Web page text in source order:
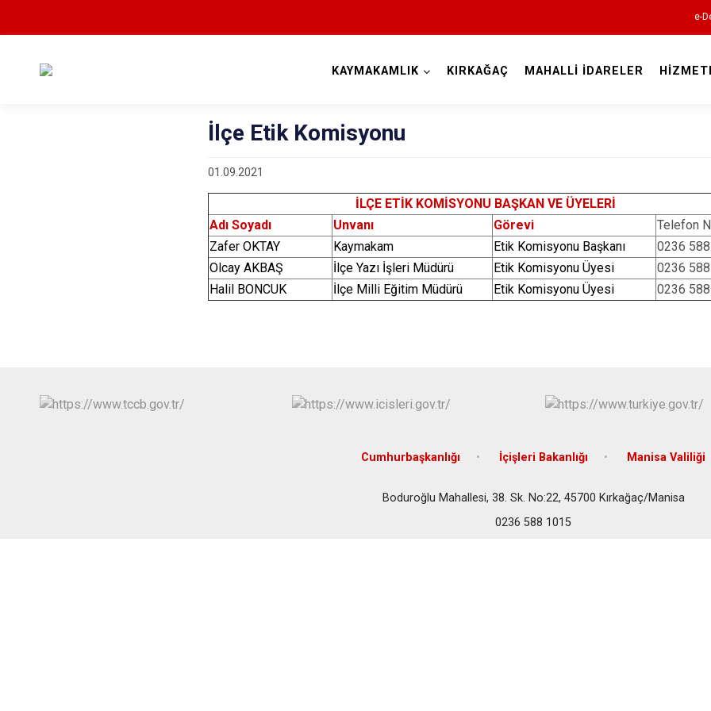
e-
Ahmetli
Akhisar
Alaşehir
Demirci
Köprübaşı
KAYMAKAMLIK KIRKAĞAÇ MAHALLİ İDARELER
İlçe Etik Komisyonu
01.09.2021
İLÇE ETİK KOMİSYONU BAŞKAN VE ÜYELERİ
Adı Soyadı
Unvanı Görevi
Telefon
Zafer OKTAY
Kaymakam Etik Komisyonu Başkanı
0236
Olcay AKBAŞ
İlçe Yazı İşleri Müdürü Etik Komisyonu Üyesi
0236
Halil BONCUK
İlçe Milli Eğitim Müdürü Etik Komisyonu Üyesi 0236
Cumhurbaşkanlığı İçişleri Bakanlığı Manisa Valiliği
Boduroğlu Mahallesi, 38. Sk. No:22, 45700 Kırkağaç/Manisa
0236 588 1015